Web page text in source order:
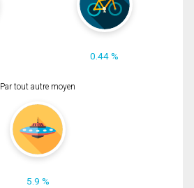
0.44 %
Par tout autre moyen
5.9 %